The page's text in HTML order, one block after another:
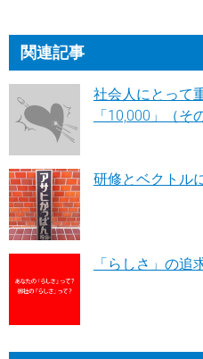
関連記事
社会人にとって
「10,000」（そ
研修とベクトル
「らしさ」の追